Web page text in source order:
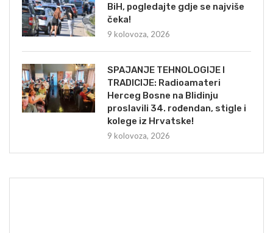
BiH, pogledajte gdje se najviše
čeka!
9 kolovoza, 2026
SPAJANJE TEHNOLOGIJE I
TRADICIJE: Radioamateri
Herceg Bosne na Blidinju
proslavili 34. rođendan, stigle i
kolege iz Hrvatske!
9 kolovoza, 2026